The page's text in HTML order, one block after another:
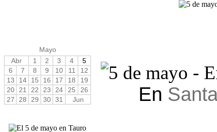
Mayo
Abr
1 2 3 4
5
6
7 8 9 10 11
12
13
14 15 16 17 18
19
20
21 22 23 24 25
26
27
28 29 30 31 Jun En